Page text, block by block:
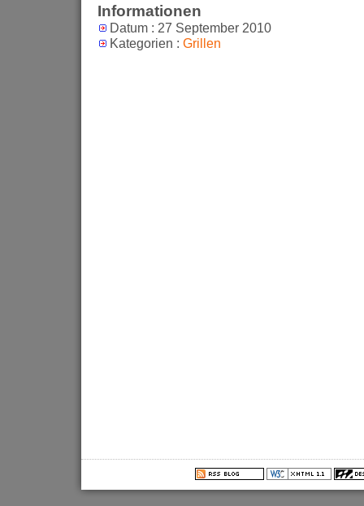
Informationen
Datum : 27 September 2010
Kategorien : Grillen